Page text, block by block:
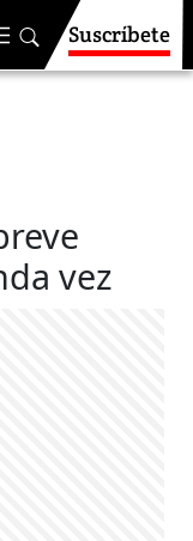
Suscríbete
vez